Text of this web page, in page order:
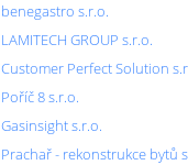
benegastro s.r.o.
LAMITECH GROUP s.r.o.
Customer Perfect Solution
Poříč 8 s.r.o.
Gasinsight s.r.o.
Prachař - rekonstrukce bytů